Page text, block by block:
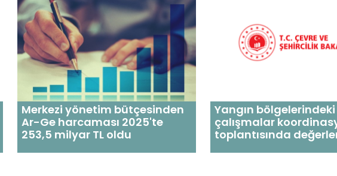
Merkezi yönetim bütçesinden
Ar-Ge harcaması 2025'te
253,5 milyar TL oldu
Yangın bölgelerindeki
çalışmalar
toplantısında